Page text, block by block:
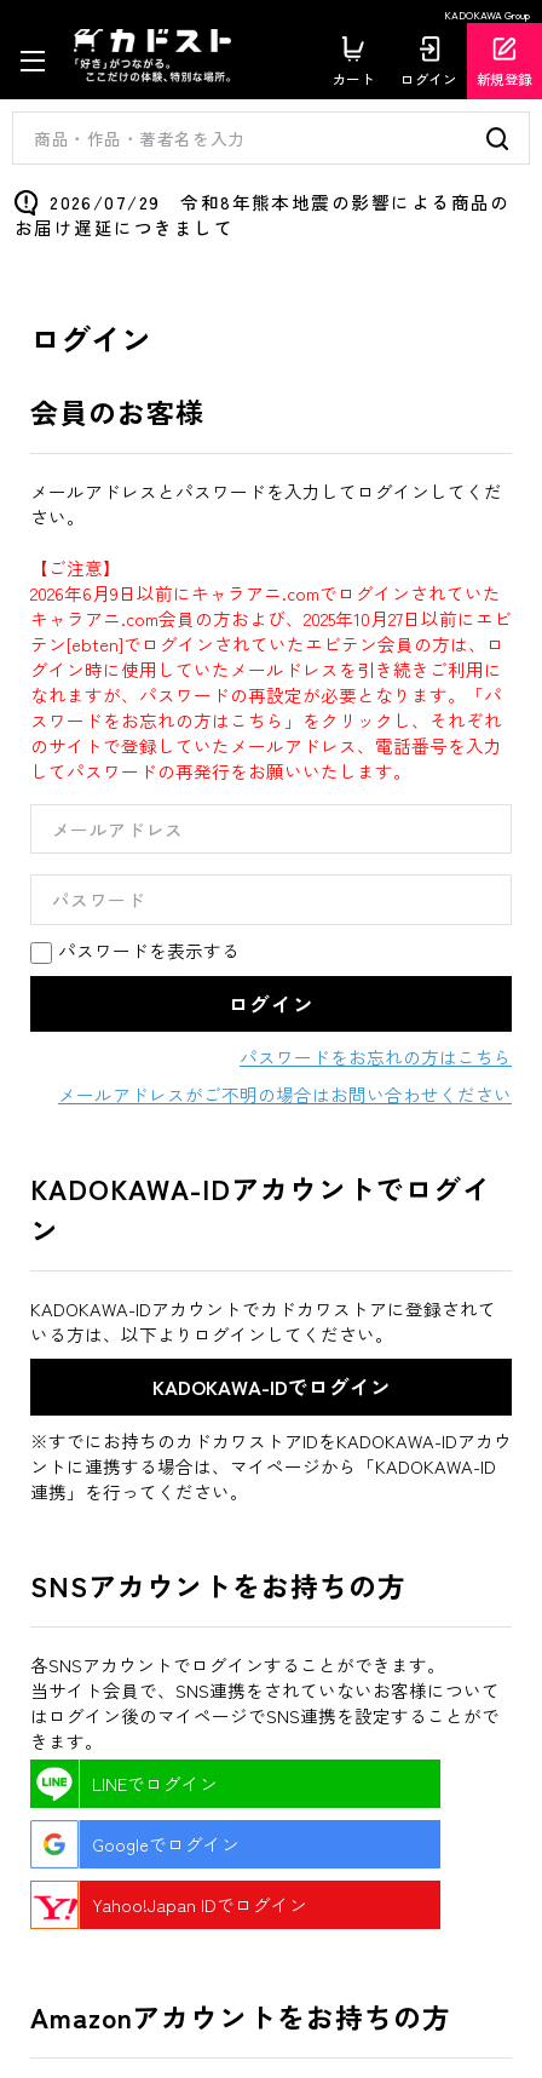
KADOKAWA Group
カート ログイン 新規登録
2026/07/29 令和8年熊本地震の影響による商品の
お届け遅延につきまして
ログイン
会員のお客様
メールアドレスとパスワードを入力してログインしてくだ
さい。
【ご注意】
2026年6月9日以前にキャラアニ.comでログインされていた
キャラアニ.com会員の方および、2025年10月27日以前にエビ
テン[ebten]でログインされていたエビテン会員の方は、ロ
グイン時に使用していたメールドレスを引き続きご利用に
なれますが、パスワードの再設定が必要となります。「パ
スワードをお忘れの方はこちら」をクリックし、それぞれ
のサイトで登録していたメールアドレス、電話番号を入力
してパスワードの再発行をお願いいたします。
パスワードを表示する
パスワードをお忘れの方はこちら
メールアドレスがご不明の場合はお問い合わせください
KADOKAWA-IDアカウントでログイ
ン
KADOKAWA-IDアカウントでカドカワストアに登録されて
いる方は、以下よりログインしてください。
※すでにお持ちのカドカワストアIDをKADOKAWA-IDアカウ
ントに連携する場合は、マイページから「KADOKAWA-ID
連携」を行ってください。
SNSアカウントをお持ちの方
各SNSアカウントでログインすることができます。
当サイト会員で、SNS連携をされていないお客様について
はログイン後のマイページでSNS連携を設定することがで
きます。
LINEでログイン
Googleでログイン
Yahoo!Japan IDでログイン
Amazonアカウントをお持ちの方